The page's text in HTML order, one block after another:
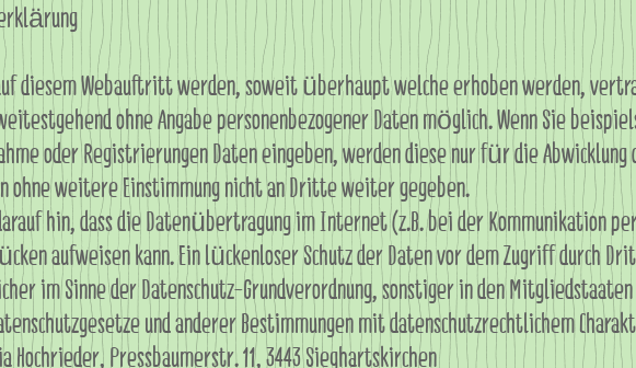
diesem Webauftritt werden, soweit überhaupt welche erhoben werden,
ohne Angabe personenbezogener Daten möglich. Wenn Sie
oder Registrierungen Daten eingeben, werden diese nur für die
ohne weitere Einstimmung nicht an Dritte weiter gegeben.
hin, dass die Datenübertragung im Internet (z.B. bei der Kommunikation
aufweisen kann. Ein lückenloser Schutz der Daten vor dem Zugriff durch
im Sinne der Datenschutz-Grundverordnung, sonstiger in den
und anderer Bestimmungen mit datenschutzrechtlichem
Hochrieder, Pressbaumerstr. 11, 3443 Sieghartskirchen